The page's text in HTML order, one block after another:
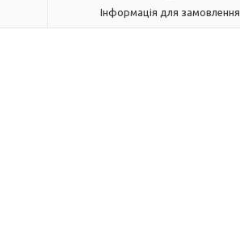
Інформація для замовлення